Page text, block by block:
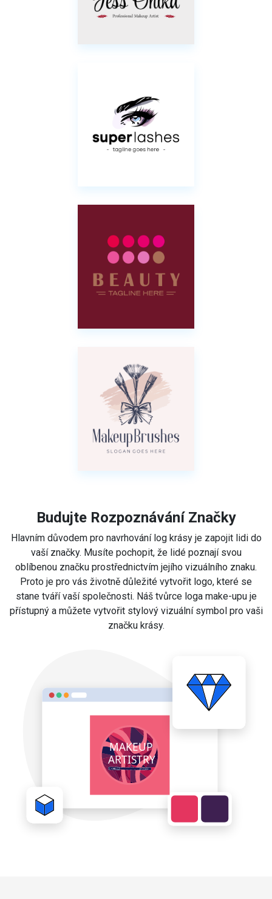
Budujte Rozpoznávání Značky
Hlavním důvodem pro navrhování log krásy je zapojit lidi do
vaší značky. Musíte pochopit, že lidé poznají svou
oblíbenou značku prostřednictvím jejího vizuálního znaku.
Proto je pro vás životně důležité vytvořit logo, které se
stane tváří vaší společnosti. Náš tvůrce loga make-upu je
přístupný a můžete vytvořit stylový vizuální symbol pro vaši
značku krásy.